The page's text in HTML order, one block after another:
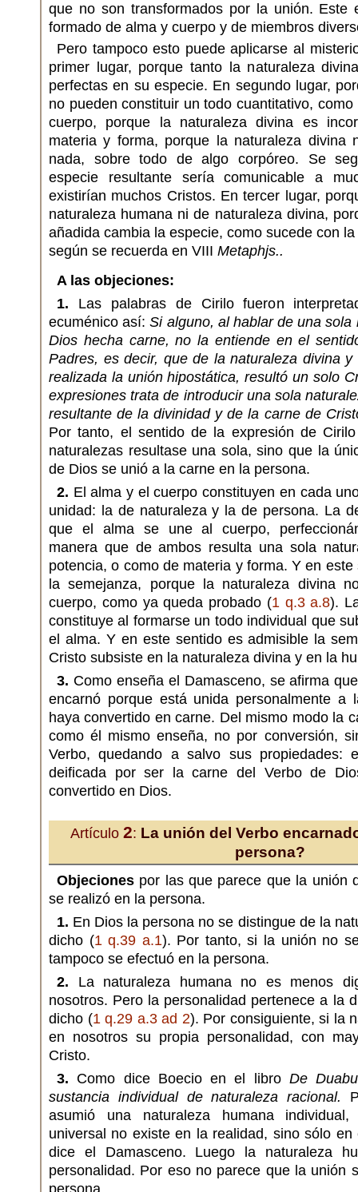
que no son transformados por la unión. Este
formado de alma y cuerpo y de miembros
Pero tampoco esto puede aplicarse al
primer lugar, porque tanto la naturaleza
perfectas en su especie. En segundo lugar,
no pueden constituir un todo cuantitativo,
cuerpo, porque la naturaleza divina es
materia y forma, porque la naturaleza divina
nada, sobre todo de algo corpóreo. Se
especie resultante sería comunicable a
existirían muchos Cristos. En tercer lugar,
naturaleza humana ni de naturaleza divina,
añadida cambia la especie, como sucede con
según se recuerda en VIII Metaphjs..
A las objeciones:
1. Las palabras de Cirilo fueron
ecuménico así:Si alguno, al hablar de una sola
Dios hecha carne, no la entiende en el
Padres, es decir, que de la naturaleza divina
realizada la unión hipostática, resultó un solo
expresiones trata de introducir una sola
resultante de la divinidad y de la carne de
Por tanto, el sentido de la expresión de
naturalezas resultase una sola, sino que la
de Dios se unió a la carne en la persona.
2. El alma y el cuerpo constituyen en cada
unidad: la de naturaleza y la de persona. La
que el alma se une al cuerpo,
manera que de ambos resulta una sola
potencia, o como de materia y forma. Y en
la semejanza, porque la naturaleza divina
cuerpo, como ya queda probado (1 q.3 a.8).
constituye al formarse un todo individual que
el alma. Y en este sentido es admisible la
Cristo subsiste en la naturaleza divina y en la
3. Como enseña el Damasceno, se afirma
encarnó porque está unida personalmente a
haya convertido en carne. Del mismo modo la
como él mismo enseña, no por conversión,
Verbo, quedando a salvo sus propiedades:
deificada por ser la carne del Verbo de
convertido en Dios.
Artículo 2: La unión del Verbo
persona?
Objeciones por las que parece que la unión
se realizó en la persona.
1. En Dios la persona no se distingue de la
dicho (1 q.39 a.1). Por tanto, si la unión no
tampoco se efectuó en la persona.
2. La naturaleza humana no es menos
nosotros. Pero la personalidad pertenece a la
dicho (1 q.29 a.3 ad 2). Por consiguiente, si la
en nosotros su propia personalidad, con
Cristo.
3. Como dice Boecio en el libro De
sustancia individual de naturaleza racional.
asumió una naturaleza humana
universal no existe en la realidad, sino sólo en
dice el Damasceno. Luego la naturaleza
personalidad. Por eso no parece que la unión
persona.